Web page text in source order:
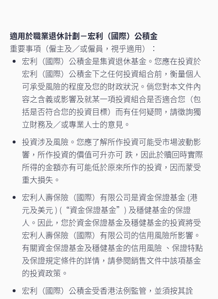
適用於職業退休計劃－宏利（國際）公積金
重要事項（僱主及／或僱員，視乎適用）：
宏利（國際）公積金是集資退休基金。您應在投資於
宏利（國際）公積金下之任何投資組合前，衡量個人
可承受風險的程度及您的財政狀況。倘您對本文件內
容之含義或影響及就某一項投資組合是否適合您（包
括是否符合您的投資目標）而有任何疑問，請徵詢獨
立財務及／或專業人士的意見。
投資涉及風險。您應了解所作投資可能受市場波動影
響，所作投資的價值可升亦可 跌，因此於贖回時實際
所得的金額亦有可能低於原來所作的投資，因而蒙受
重大損失。
宏利人壽保險（國際）有限公司是資金保證基金 (港
元及美元 ) (“資金保證基金”) 及穩健基金的保證
人。因此，您於資金保證基金及穩健基金的投資將受
宏利人壽保險（國際）有限公司的信用風險所影響。
有關資金保證基金及穩健基金的信用風險 、保證特點
及保證規定條件的詳情，請參閱銷售文件中該項基金
的投資政策。
宏利（國際）公積金受香港法例監管，並須按其詮